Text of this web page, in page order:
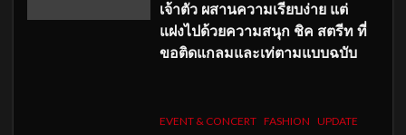
เจ้าตัว ผสานความเรียบง่าย แต่
แฝงไปด้วยความสนุก ชิค สตรีท ที่
ขอติดแกลมและเท่ตามแบบฉบับ
EVENT & CONCERT FASHION UPDATE